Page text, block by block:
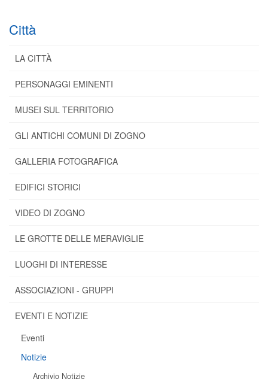
Città
LA CITTÀ
PERSONAGGI EMINENTI
MUSEI SUL TERRITORIO
GLI ANTICHI COMUNI DI ZOGNO
GALLERIA FOTOGRAFICA
EDIFICI STORICI
VIDEO DI ZOGNO
LE GROTTE DELLE MERAVIGLIE
LUOGHI DI INTERESSE
ASSOCIAZIONI - GRUPPI
EVENTI E NOTIZIE
Eventi
Notizie
Archivio Notizie